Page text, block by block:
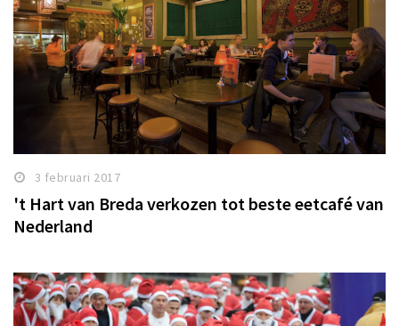
3 februari 2017
't Hart van Breda verkozen tot beste eetcafé van
Nederland